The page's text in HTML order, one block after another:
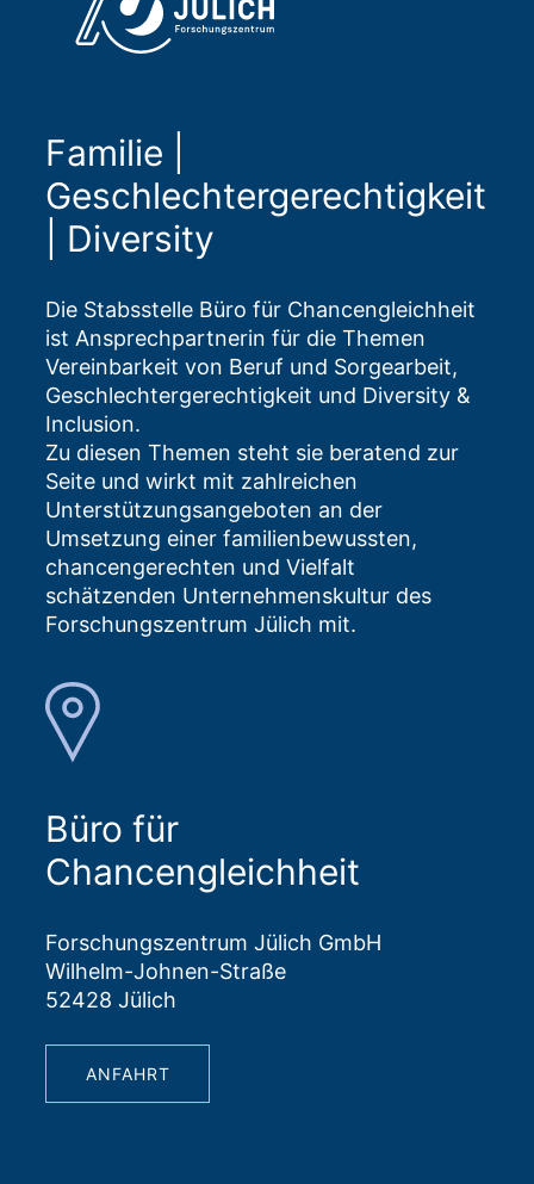
Familie |
Geschlechtergerechtigkeit
| Diversity
Die Stabsstelle Büro für Chancengleichheit
ist Ansprechpartnerin für die Themen
Vereinbarkeit von Beruf und Sorgearbeit,
Geschlechtergerechtigkeit und Diversity &
Inclusion.
Zu diesen Themen steht sie beratend zur
Seite und wirkt mit zahlreichen
Unterstützungsangeboten an der
Umsetzung einer familienbewussten,
chancengerechten und Vielfalt
schätzenden Unternehmenskultur des
Forschungszentrum Jülich mit.
Büro für
Chancengleichheit
Forschungszentrum Jülich GmbH
Wilhelm-Johnen-Straße
52428 Jülich
ANFAHRT